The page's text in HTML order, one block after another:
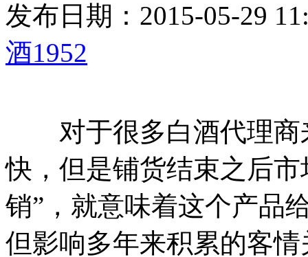
发布日期：2015-05-29
酒1952
对于很多白酒代理商
快，但是铺货结束之后
销”，就意味着这个产品
但影响多年来积累的客